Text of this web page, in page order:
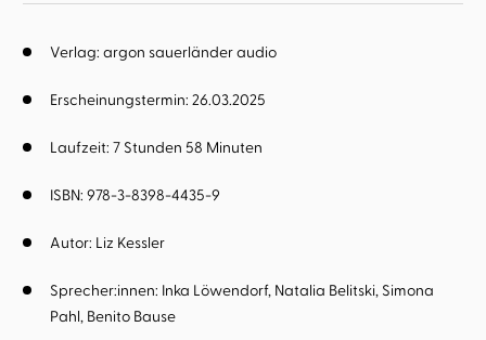
Verlag: argon sauerländer audio
Erscheinungstermin: 26.03.2025
Laufzeit: 7 Stunden 58 Minuten
ISBN: 978-3-8398-4435-9
Autor: Liz Kessler
Sprecher:innen: Inka Löwendorf Natalia Belitski Simona
Pahl Benito Bause